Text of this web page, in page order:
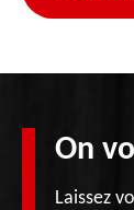
On
Laissez